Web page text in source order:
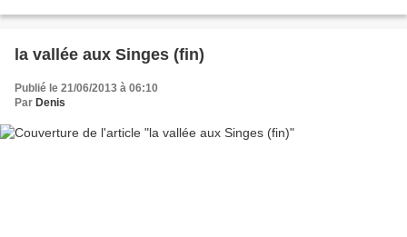
la vallée aux Singes (fin)
Publié le 21/06/2013 à 06:10
Par Denis